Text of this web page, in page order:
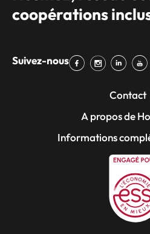
coopérations
Suivez-nous
Contact
A propos de
Informations